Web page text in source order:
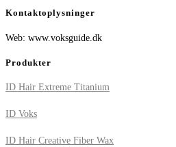
Kontaktoplysninger
Web: www.voksguide.dk
Produkter
ID Hair Extreme Titanium
ID Voks
ID Hair Creative Fiber Wax